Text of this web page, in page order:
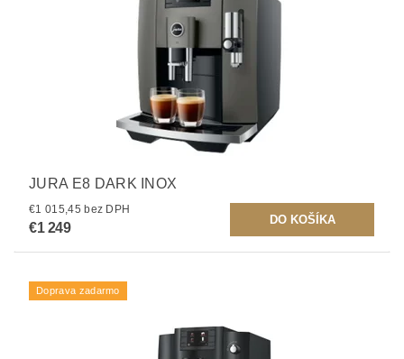
JURA E8 DARK INOX
€1 015,45 bez DPH
€1 249
Doprava zadarmo